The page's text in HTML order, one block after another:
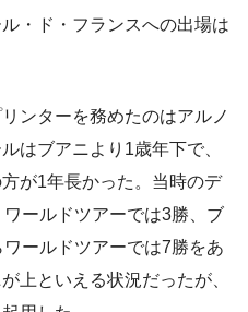
・ド・フランスへの出場は
ンターを務めたのはアルノ
はブアニより1歳年下で、
が1年長かった。当時のデ
ールドツアーでは3勝、ブ
ールドツアーでは7勝をあ
上といえる状況だったが、